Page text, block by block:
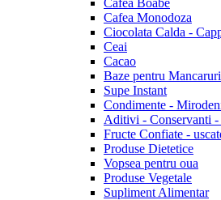
Cafea Monodoza
Ciocolata Calda -
Ceai
Cacao
Baze pentru Mancaruri
Supe Instant
Condimente -
Aditivi - Conservanti
Fructe Confiate -
Produse Dietetice
Vopsea pentru oua
Produse Vegetale
Supliment Alimentar